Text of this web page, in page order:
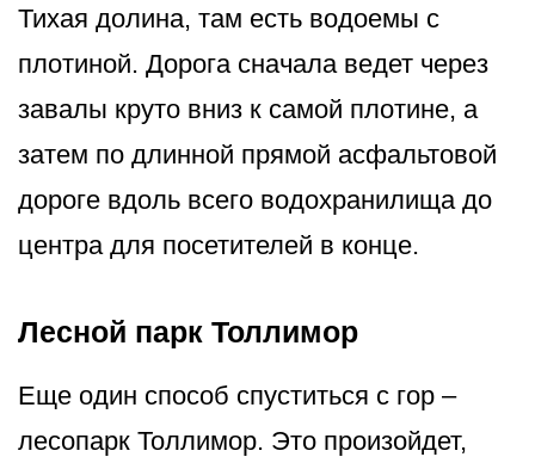
Тихая долина, там есть водоемы с
плотиной. Дорога сначала ведет через
завалы круто вниз к самой плотине, а
затем по длинной прямой асфальтовой
дороге вдоль всего водохранилища до
центра для посетителей в конце.
Лесной парк Толлимор
Еще один способ спуститься с гор –
лесопарк Толлимор. Это произойдет,